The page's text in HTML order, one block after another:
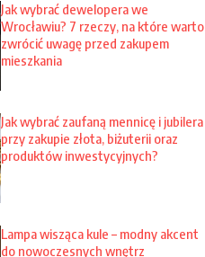
Jak wybrać dewelopera we
Wrocławiu? 7 rzeczy, na które warto
zwrócić uwagę przed zakupem
mieszkania
Jak wybrać zaufaną mennicę i jubilera
przy zakupie złota, biżuterii oraz
produktów inwestycyjnych?
Lampa wisząca kule – modny akcent
do nowoczesnych wnętrz